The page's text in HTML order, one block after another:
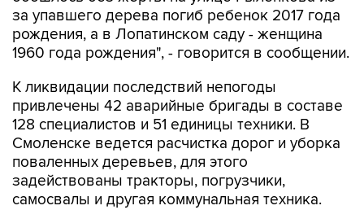
за упавшего дерева погиб ребенок 2017 года
рождения, а в Лопатинском саду - женщина
1960 года рождения", - говорится в сообщении.
К ликвидации последствий непогоды
привлечены 42 аварийные бригады в составе
128 специалистов и 51 единицы техники. В
Смоленске ведется расчистка дорог и уборка
поваленных деревьев, для этого
задействованы тракторы, погрузчики,
самосвалы и другая коммунальная техника.